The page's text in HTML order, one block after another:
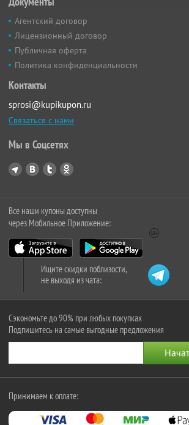
Агентский договор
Лицензионный договор
Публичная оферта
Политика конфиденциальности
Контакты
sprosi@kupikupon.ru
Связаться с нами
Мы в Соцсетях
Все наши купоны доступны
через Мобильное Приложение:
Ищите скидки поблизости,
не выходя из чата:
Сэкономьте до 90% при любых покупках
Подпишитесь на самые выгодные предложения
Принимаем к оплате: